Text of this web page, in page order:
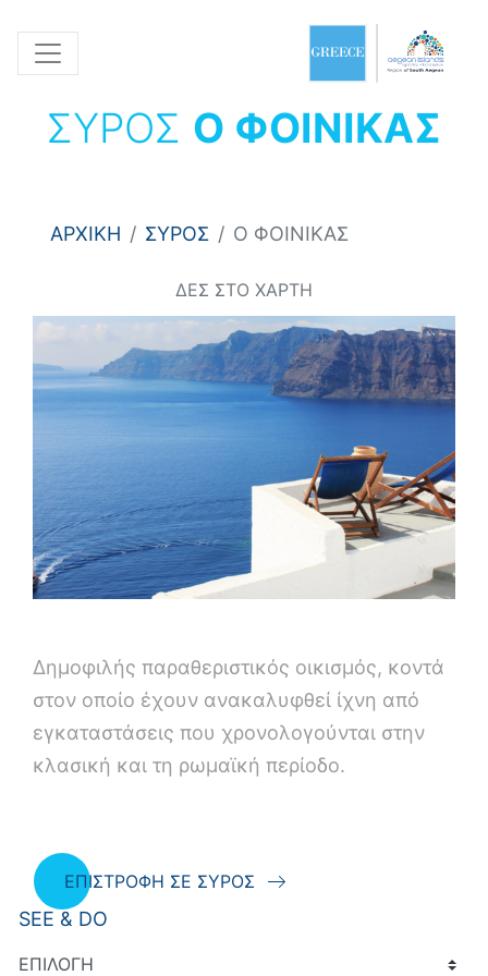
ΣΥΡΟΣ Ο ΦΟΙΝΙΚΑΣ
ΑΡΧΙΚΗ ΣΥΡΟΣ Ο ΦΟΙΝΙΚΑΣ
ΔΕΣ ΣΤΟ ΧΑΡΤΗ
Δημοφιλής παραθεριστικός οικισμός, κοντά
στον οποίο έχουν ανακαλυφθεί ίχνη από
εγκαταστάσεις που χρονολογούνται στην
κλασική και τη ρωμαϊκή περίοδο.
ΕΠΙΣΤΡΟΦΗ ΣΕ ΣΥΡΟΣ
SEE & DO